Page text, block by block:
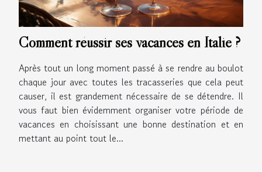
Comment réussir ses vacances en Italie ?
Après tout un long moment passé à se rendre au boulot
chaque jour avec toutes les tracasseries que cela peut
causer, il est grandement nécessaire de se détendre. Il
vous faut bien évidemment organiser votre période de
vacances en choisissant une bonne destination et en
mettant au point tout le...